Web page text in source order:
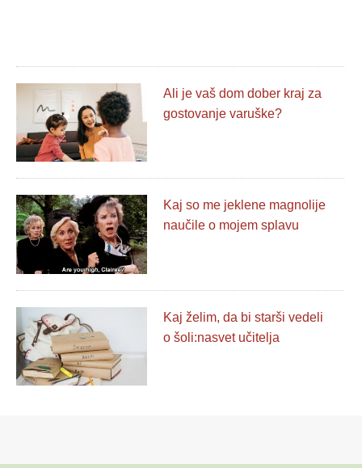
Ali je vaš dom dober kraj za
gostovanje varuške?
Kaj so me jeklene magnolije
naučile o mojem splavu
Kaj želim, da bi starši vedeli
o šoli:nasvet učitelja